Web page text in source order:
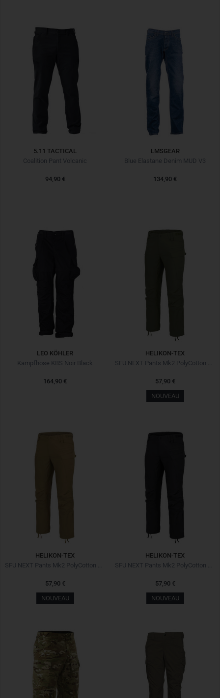
5.11 TACTICAL
Coalition Pant Volcanic
94,90 €
LMSGEAR
Blue Elastane Denim MUD V3
134,90 €
LEO KÖHLER
Kampfhose KBS Noir Black
164,90 €
HELIKON-TEX
SFU NEXT Pants Mk2 PolyCotton Stretch Ripstop Olive Green
57,90 €
NOUVEAU
HELIKON-TEX
SFU NEXT Pants Mk2 PolyCotton Stretch Ripstop Coyote
57,90 €
NOUVEAU
HELIKON-TEX
SFU NEXT Pants Mk2 PolyCotton Stretch Ripstop Black Noir
57,90 €
NOUVEAU